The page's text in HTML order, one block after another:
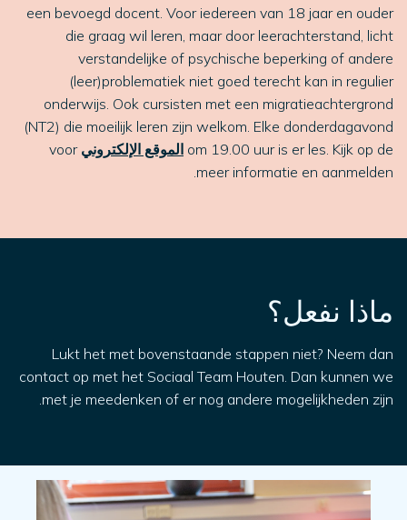
een bevoegd docent. Voor iedereen van 18 jaar en ouder
die graag wil leren, maar door leerachterstand, licht
verstandelijke of psychische beperking of andere
(leer)problematiek niet goed terecht kan in regulier
onderwijs. Ook cursisten met een migratieachtergrond
(NT2) die moeilijk leren zijn welkom. Elke donderdagavond
om 19.00 uur is er les. Kijk op de الموقع الإلكتروني voor
meer informatie en aanmelden.
ماذا نفعل؟
Lukt het met bovenstaande stappen niet? Neem dan
contact op met het Sociaal Team Houten. Dan kunnen we
met je meedenken of er nog andere mogelijkheden zijn.